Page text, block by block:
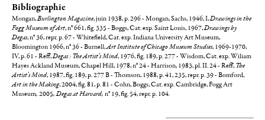
Bibliographie
Mongan,Burlington Magazine, juin 1938, p. 296 - Mongan, Sachs, 1946, I,Drawings in the
Fogg Museum of Art, n° 661, fig. 335 - Boggs, Cat. exp. Saint Louis, 1967,Drawings by
Degas, n° 36, repr. p. 67 - Whitefield, Cat. exp. Indiana University Art Museum,
Bloomington 1966, n° 36 - Burnell,Art Institute of Chicago Museum Studies, 1969-1970,
IV, p. 61 - Reff,Degas : The Artist's Mind, 1976, fig. 189, p. 277 - Wisdom, Cat. exp. Wiliam
Hayes Ackland Museum, Chapel Hill, 1978, n° 24 - Harrison, 1983, pl. II. 24 - Reff, The
Artist's Mind, 1987, fig. 189, p. 277 B - Thomson, 1988, p. 41, 235, repr. p. 39 - Bomford,
Art in the Making, 2004, fig. 81, p. 81 - Cohn, Boggs, Cat. exp. Cambridge, Fogg Art
Museum, 2005, Degas at Harvard, n° 19, fig. 54, repr. p. 104.